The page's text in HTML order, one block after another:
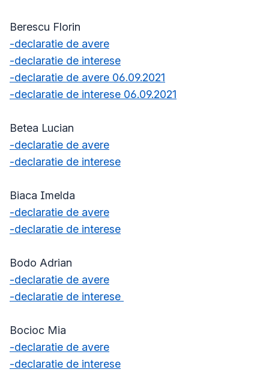
Berescu Florin
-declaratie de avere
-declaratie de interese
-declaratie de avere 06.09.2021
-declaratie de interese 06.09.2021
Betea Lucian
-declaratie de avere
-declaratie de interese
Biaca Imelda
-declaratie de avere
-declaratie de interese
Bodo Adrian
-declaratie de avere
-declaratie de interese
Bocioc Mia
-declaratie de avere
-declaratie de interese